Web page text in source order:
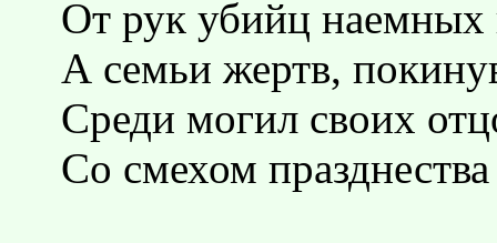
От рук убийц наемных
А семьи жертв,
Среди могил своих
Со смехом